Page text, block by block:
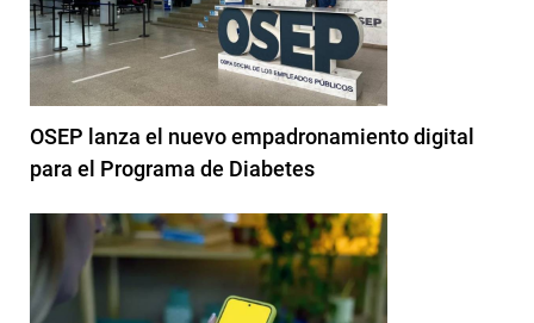
OSEP lanza el nuevo empadronamiento digital
para el Programa de Diabetes